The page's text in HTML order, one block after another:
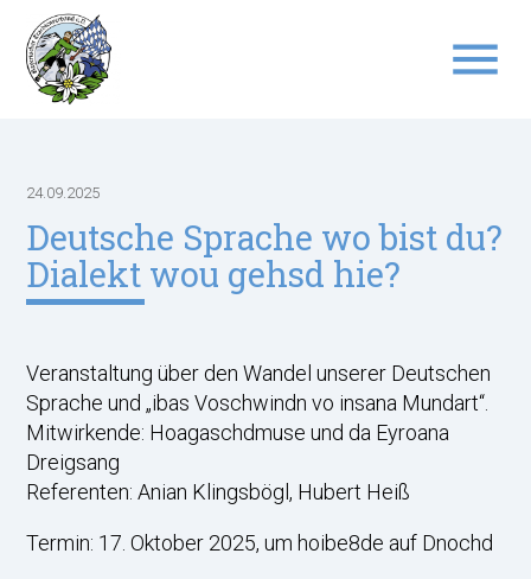
menu
24.09.2025
Deutsche Sprache wo bist du?
Dialekt wou gehsd hie?
Veranstaltung über den Wandel unserer Deutschen
Sprache und „ibas Voschwindn vo insana Mundart“.
Mitwirkende: Hoagaschdmuse und da Eyroana
Dreigsang
Referenten: Anian Klingsbögl, Hubert Heiß
Termin: 17. Oktober 2025, um hoibe8de auf Dnochd